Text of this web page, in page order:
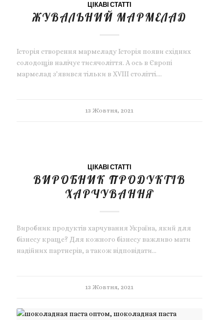
ЦІКАВІ СТАТТІ
ЖУВАЛЬНИЙ МАРМЕЛАД
Історія створення мармеладу Історія появи східних
солодощів налічує тисячоліття. А ось в Європі
мармелад з'явився тільки в XVIII столітті.…
13 Жовтня, 2021
ЦІКАВІ СТАТТІ
ВИРОБНИК ПРОДУКТІВ
ХАРЧУВАННЯ
Виробник продуктів харчування Україна, який для
бізнесу краще? Для кожного бізнесу важливо мати
надійних партнерів, а також відповідати…
13 Жовтня, 2021